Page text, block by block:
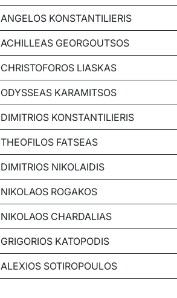
ANGELOS KONSTANTILIERIS
ACHILLEAS GEORGOUTSOS
CHRISTOFOROS LIASKAS
ODYSSEAS KARAMITSOS
DIMITRIOS KONSTANTILIERIS
THEOFILOS FATSEAS
DIMITRIOS NIKOLAIDIS
NIKOLAOS ROGAKOS
NIKOLAOS CHARDALIAS
GRIGORIOS KATOPODIS
ALEXIOS SOTIROPOULOS